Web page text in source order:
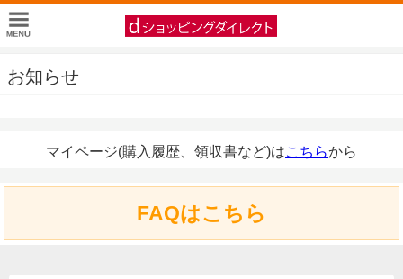
お知らせ
マイページ(購入履歴、領収書など)はこちらから
FAQはこちら